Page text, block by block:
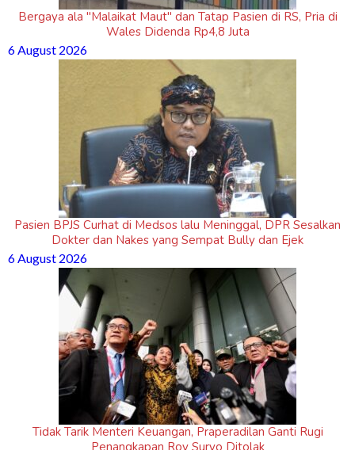
Bergaya ala "Malaikat Maut" dan Tatap Pasien di RS, Pria di
Wales Didenda Rp4,8 Juta
6 August 2026
Pasien BPJS Curhat di Medsos lalu Meninggal, DPR Sesalkan
Dokter dan Nakes yang Sempat Bully dan Ejek
6 August 2026
Tidak Tarik Menteri Keuangan, Praperadilan Ganti Rugi